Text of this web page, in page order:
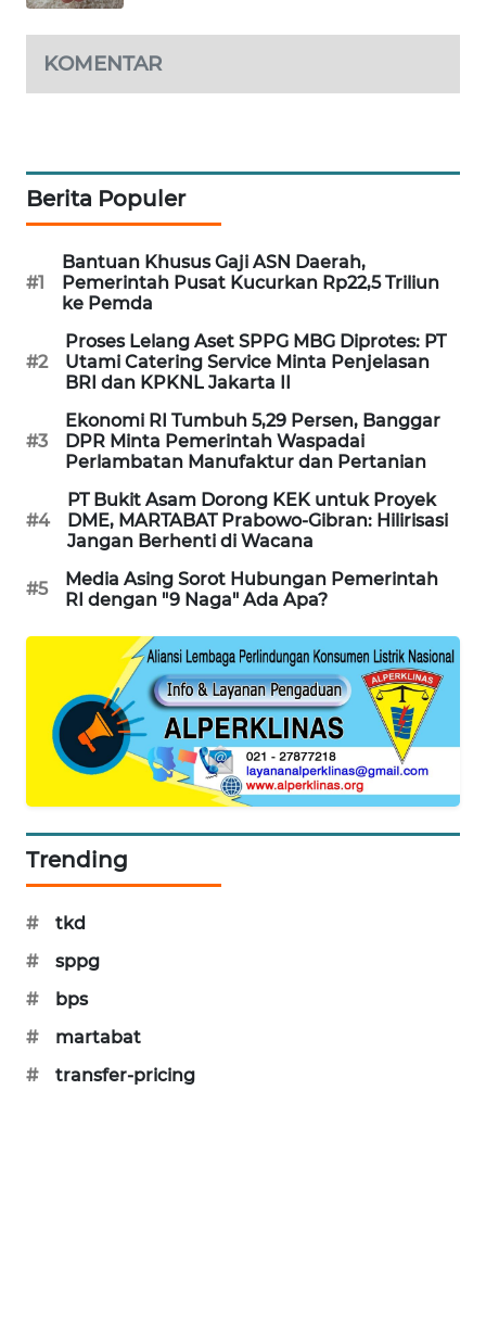
KOMENTAR
Berita Populer
#1
Bantuan Khusus Gaji ASN Daerah,
Pemerintah Pusat Kucurkan Rp22,5 Triliun
ke Pemda
#2
Proses Lelang Aset SPPG MBG Diprotes: PT
Utami Catering Service Minta Penjelasan
BRI dan KPKNL Jakarta II
#3
Ekonomi RI Tumbuh 5,29 Persen, Banggar
DPR Minta Pemerintah Waspadai
Perlambatan Manufaktur dan Pertanian
#4
PT Bukit Asam Dorong KEK untuk Proyek
DME, MARTABAT Prabowo-Gibran: Hilirisasi
Jangan Berhenti di Wacana
#5
Media Asing Sorot Hubungan Pemerintah
RI dengan "9 Naga" Ada Apa?
Trending
#
tkd
#
sppg
#
bps
#
martabat
#
transfer-pricing
NET
PLN
WATCH
LPKKI
LKKI
PORTAL
FORWAMKI
ALPERKLINAS
FORJASIDA
TAMBANG
SITUNGIR
NEWS
SIBARAGAS
METRO
SIANTAR
NEWS
MEDAN